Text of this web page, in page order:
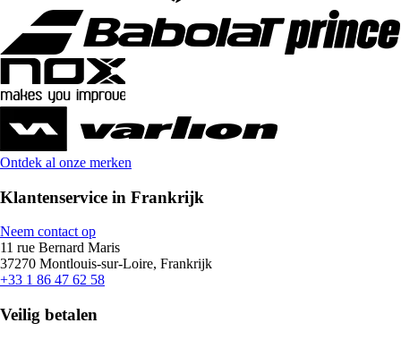
Ontdek al onze merken
Klantenservice in Frankrijk
Neem contact op
11 rue Bernard Maris
37270 Montlouis-sur-Loire, Frankrijk
+33 1 86 47 62 58
Veilig betalen